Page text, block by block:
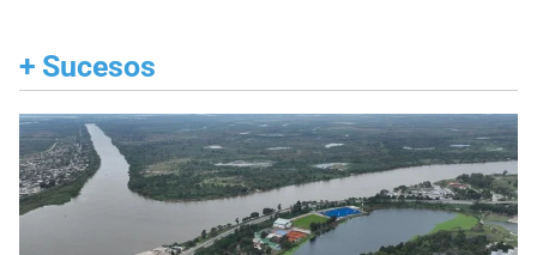
+ Sucesos